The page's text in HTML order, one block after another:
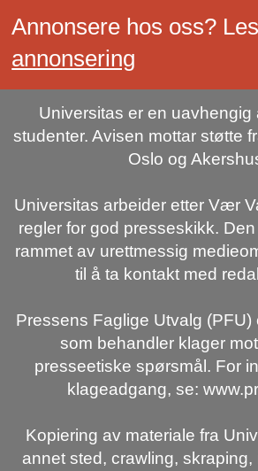
Annonsere hos oss?
annonsering
Universitas er en uavhengig
studenter. Avisen mottar støtte
Oslo og
Universitas arbeider etter Vær
regler for god presseskikk.
rammet av urettmessig
til å ta kontakt med
Pressens Faglige Utvalg (PFU)
som behandler klager
presseetiske spørsmål. For
klageadgang, se:
Kopiering av materiale fra
annet sted, crawling,